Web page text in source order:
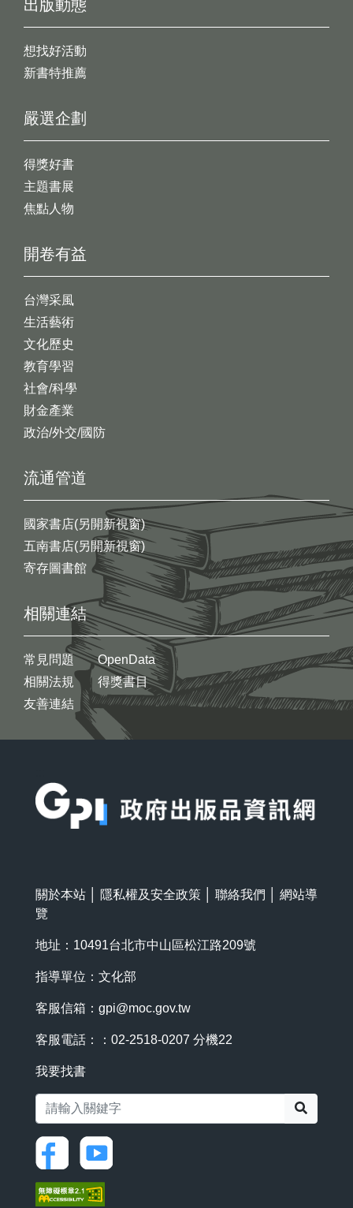
出版動態
想找好活動
新書特推薦
開卷有益
台灣采風
生活藝術
文化歷史
教育學習
社會/科學
財金產業
政治/外交/國防
嚴選企劃
得獎好書
主題書展
焦點人物
流通管道
國家書店(另開新視窗)
五南書店(另開新視窗)
寄存圖書館
相關連結
常見問題
相關法規
友善連結
OpenData
得獎書目
關於本站 隱私權及安全政策 聯絡我們
網站導
覽
地址：10491台北市中山區松江路209號
指導單位：文化部
客服信箱： gpi@moc.gov.tw
客服電話：：02-2518-0207 分機22
我要找書